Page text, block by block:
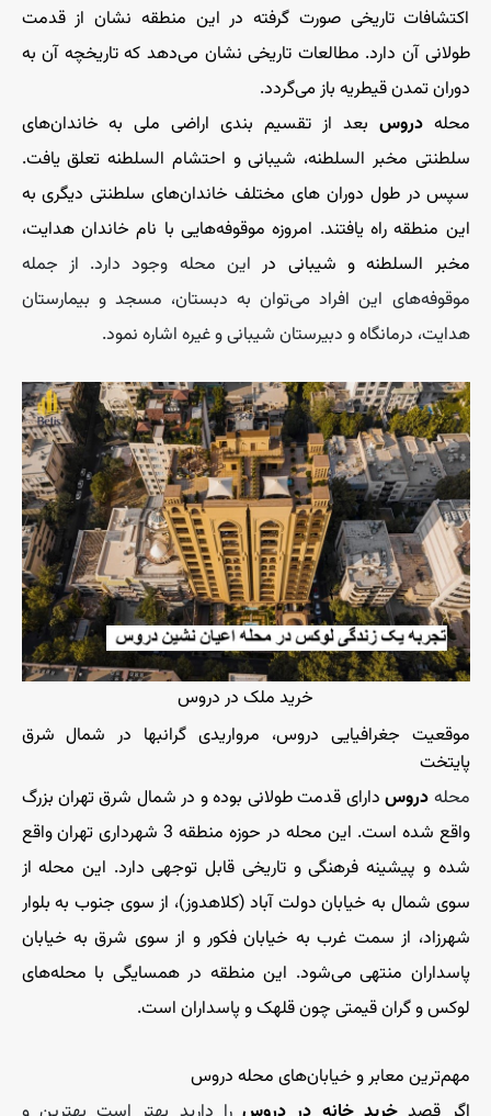
اکتشافات تاریخی صورت گرفته در این منطقه نشان از قدمت
طولانی آن دارد. مطالعات تاریخی نشان می‌دهد که تاریخچه آن به
دوران تمدن قیطریه باز می‌گردد.
محلهدروس بعد از تقسیم بندی اراضی ملی به خاندان‌های
سلطنتی مخبر السلطنه، شیبانی و احتشام السلطنه تعلق یافت.
سپس در طول دوران های مختلف خاندان‌های سلطنتی دیگری به
این منطقه راه یافتند. امروزه موقوفه‌هایی با نام خاندان هدایت،
مخبر السلطنه و شیبانی در این محله وجود دارد. از جمله
موقوفه‌های این افراد می‌توان به دبستان، مسجد و بیمارستان
هدایت، درمانگاه و دبیرستان شیبانی و غیره اشاره نمود.
خرید ملک در دروس
موقعیت جغرافیایی دروس، مرواریدی گرانبها در شمال شرق
پایتخت
محله دروسدارای قدمت طولانی بوده و در شمال شرق تهران بزرگ
واقع شده است. این محله در حوزه منطقه 3 شهرداری تهران واقع
شده و پیشینه فرهنگی و تاریخی قابل توجهی دارد. این محله از
سوی شمال به خیابان دولت آباد (کلاهدوز)، از سوی جنوب به بلوار
شهرزاد، از سمت غرب به خیابان فکور و از سوی شرق به خیابان
پاسداران منتهی می‌شود. این منطقه در همسایگی با محله‌های
لوکس و گران قیمتی چون قلهک و پاسداران است.
مهم‌ترین معابر و خیابان‌های محله دروس